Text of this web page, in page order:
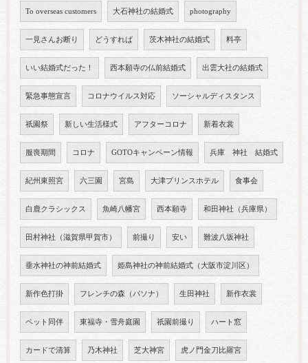
To overseas customers 大石神社の結婚式 photography
一見さんお断り どうすれば 茨木神社の結婚式 料亭
いい結婚式だった！ 西本願寺の仏前結婚式 出雲大社の結婚式
緊急事態宣言 コロナウイルス対応 ソーシャルディスタンス
祇園祭 新しい生活様式 アフターコロナ 新着衣裳
服喪期間 コロナ GOTOキャンペーン情報 兵庫 神社 結婚式
紀州東照宮 六三園 宮島 大津プリンスホテル 食事会
白鹿クラシックス 魚崎八幡宮 西本願寺 和田神社（兵庫県）
田村神社（滋賀県甲賀市） 前撮り 安い 難波八坂神社
垂水神社の神前結婚式 姫島神社の神前結婚式（大阪市淀川区）
新作色打掛 フレンチの森（パソナ） 生田神社 新作衣裳
ペット同伴 東福寺・雪舟庭園 祇園前撮り ハート窓
カードで清算 乃木神社 芝大神宮 虎ノ門金刀比羅宮